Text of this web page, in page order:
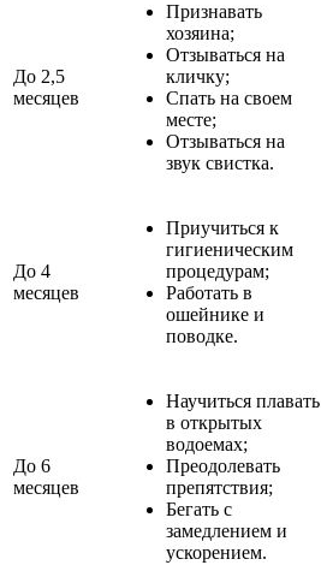
До 2,5
месяцев
Признавать
хозяина;
Отзываться на
кличку;
Спать на своем
месте;
Отзываться на
звук свистка.
До 4
месяцев
Приучиться к
гигиеническим
процедурам;
Работать в
ошейнике и
поводке.
До 6
месяцев
Научиться плавать
в открытых
водоемах;
Преодолевать
препятствия;
Бегать с
замедлением и
ускорением.